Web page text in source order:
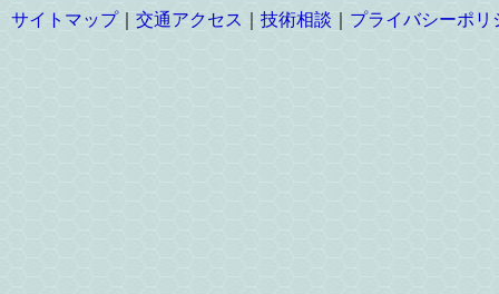
サイトマップ｜ 交通アクセス ｜ 技術相談 ｜ プライバシーポリ